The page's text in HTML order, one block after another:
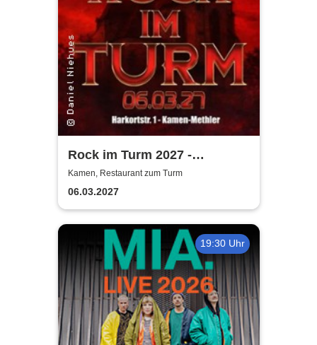
Rock im Turm 2027 -
Restaurant zum Turm
Kamen, Restaurant zum Turm
06.03.2027
19:30 Uhr